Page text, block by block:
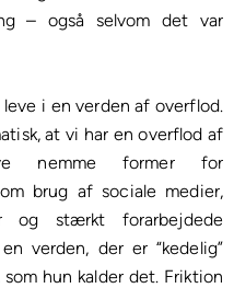
– også selvom det var
i en verden af overflod.
at vi har en overflod af
nemme former for
brug af sociale medier,
og stærkt forarbejdede
verden, der er “kedelig”
som hun kalder det. Friktion